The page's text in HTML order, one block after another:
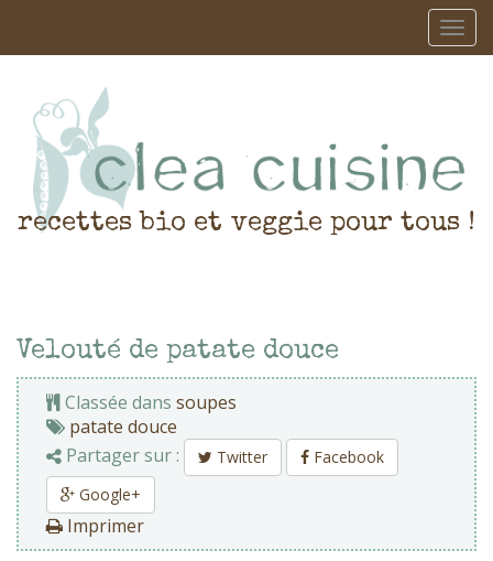
recettes bio et veggie pour tous !
Velouté de patate douce
Classée dans soupes
patate douce
Partager sur :
Twitter
Facebook
Google+
Imprimer